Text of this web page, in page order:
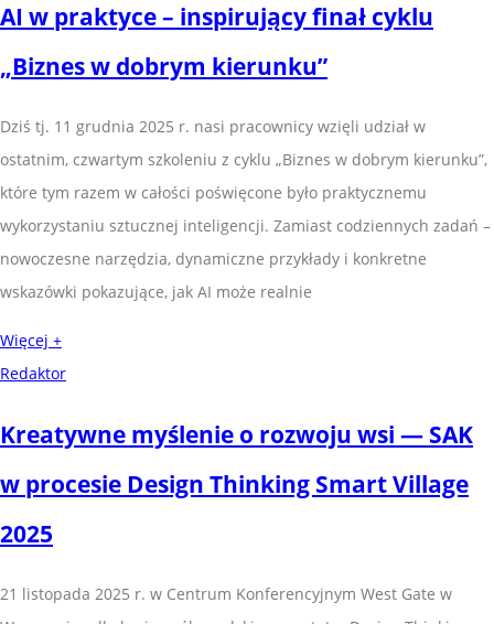
AI w praktyce – inspirujący finał cyklu
„Biznes w dobrym kierunku”
Dziś tj. 11 grudnia 2025 r. nasi pracownicy wzięli udział w
ostatnim, czwartym szkoleniu z cyklu „Biznes w dobrym kierunku”,
które tym razem w całości poświęcone było praktycznemu
wykorzystaniu sztucznej inteligencji. Zamiast codziennych zadań –
nowoczesne narzędzia, dynamiczne przykłady i konkretne
wskazówki pokazujące, jak AI może realnie
Więcej +
Redaktor
Kreatywne myślenie o rozwoju wsi — SAK
w procesie Design Thinking Smart Village
2025
21 listopada 2025 r. w Centrum Konferencyjnym West Gate w